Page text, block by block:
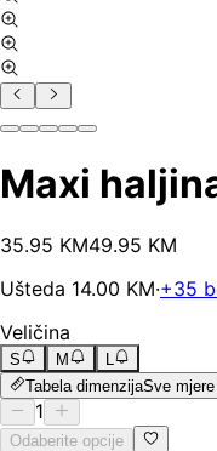
Maxi
35.95 KM49.95 KM
Ušteda 14.00 KM·+35
Veličina
S M
L
Tabela dimenzijaSve
1
Odaberite opcije